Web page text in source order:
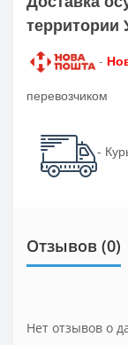
территории
-
перевозчиком
-
Отзывов (0)
Нет отзывов о